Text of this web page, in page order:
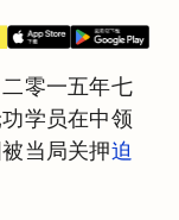
零一五年七
学员在中领
当局关押迫